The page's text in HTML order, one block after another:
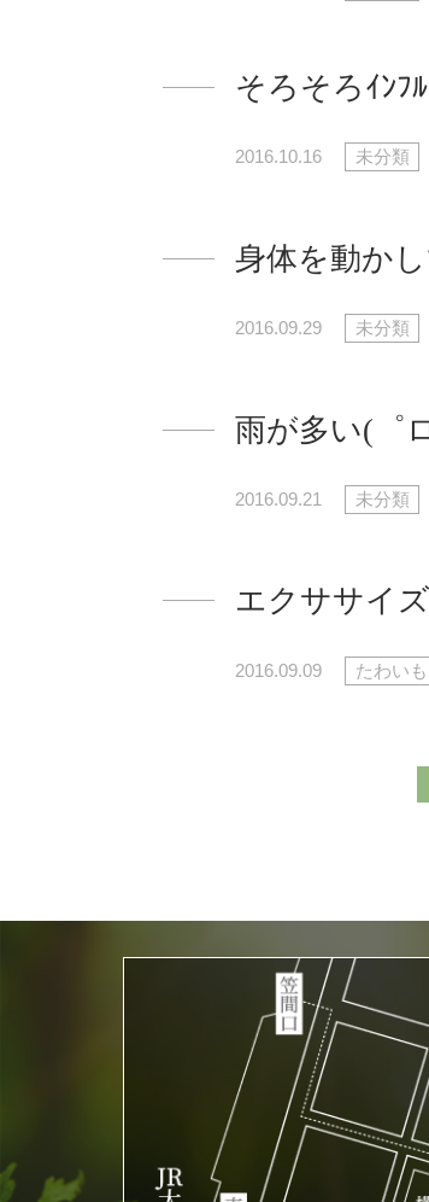
そろそろｲﾝﾌ
2016.10.16 未分類
身体を動か
2016.09.29 未分類
雨が多い(゜
2016.09.21 未分類
エクササイズ
2016.09.09 たわい